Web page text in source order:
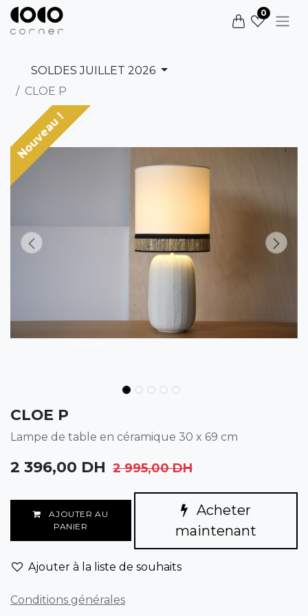
0
SOLDES JUILLET 2026
CLOE P
Nouveau !
CLOE P
Lampe de table en céramique 30 x 69 cm
2 396,00 DH 2 995,00DH
AJOUTER AU
PANIER
Acheter
maintenant
Ajouter à la liste de souhaits
Conditions générales